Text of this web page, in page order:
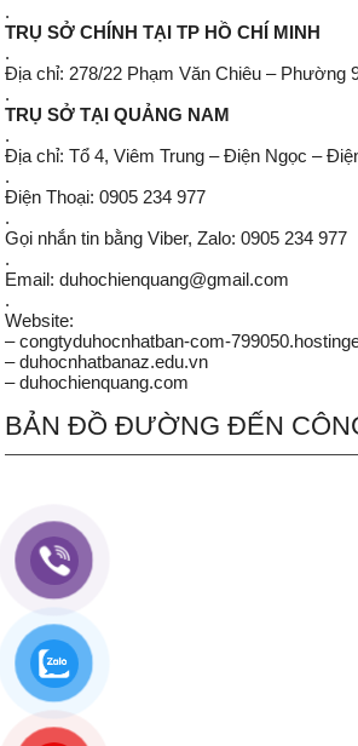
.
TRỤ SỞ CHÍNH TẠI TP HỒ CHÍ MINH
.
Địa chỉ: 278/22 Phạm Văn Chiêu – Phường
.
TRỤ SỞ TẠI QUẢNG NAM
.
Địa chỉ: Tổ 4, Viêm Trung – Điện Ngọc –
.
Điện Thoại: 0905 234 977
.
Gọi nhắn tin bằng Viber, Zalo: 0905 234 977
.
Email: duhochienquang@gmail.com
.
Website:
– congtyduhocnhatban-com-
– duhocnhatbanaz.edu.vn
– duhochienquang.com
BẢN ĐỒ ĐƯỜNG ĐẾN